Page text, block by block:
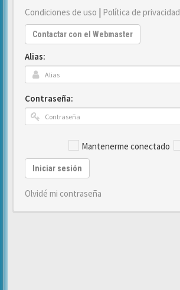
Condiciones de uso | Política de privacidad
Contactar con el Webmaster
Alias:
Contraseña:
Mantenerme conectado
Iniciar sesión
Olvidé mi contraseña